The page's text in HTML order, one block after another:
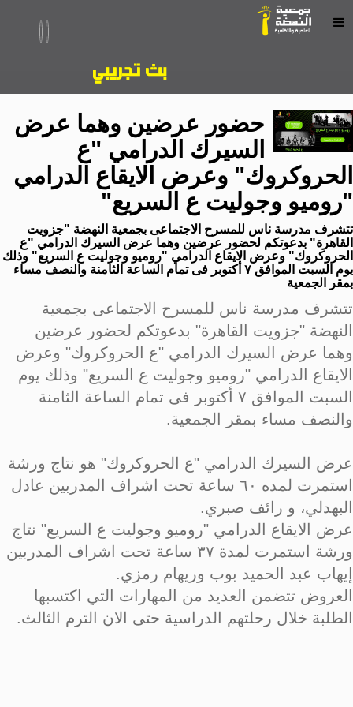
حضور عرضين وهما عرض
السيرك الدرامي "ع
الحروكروك" وعرض الايقاع الدرامي
"روميو وجوليت ع السريع"
تتشرف مدرسة ناس للمسرح الاجتماعى بجمعية النهضة "جزويت
القاهرة" بدعوتكم لحضور عرضين وهما عرض السيرك الدرامي "ع
الحروكروك" وعرض الايقاع الدرامي "روميو وجوليت ع السريع" وذلك
يوم السبت الموافق ٧ أكتوبر فى تمام الساعة الثامنة والنصف مساء
بمقر الجمعية
تتشرف مدرسة ناس للمسرح الاجتماعى بجمعية
النهضة "جزويت القاهرة" بدعوتكم لحضور عرضين
وهما عرض السيرك الدرامي "ع الحروكروك" وعرض
الايقاع الدرامي "روميو وجوليت ع السريع" وذلك يوم
السبت الموافق ٧ أكتوبر فى تمام الساعة الثامنة
والنصف مساء بمقر الجمعية.
عرض السيرك الدرامي "ع الحروكروك" هو نتاج ورشة
استمرت لمده ٦٠ ساعة تحت اشراف المدربين عادل
البهدلي، و رائف صبري.
عرض الايقاع الدرامي "روميو وجوليت ع السريع" نتاج
ورشة استمرت لمدة ٣٧ ساعة تحت اشراف المدربين
إيهاب عبد الحميد بوب وريهام رمزي.
العروض تتضمن العديد من المهارات التي اكتسبها
الطلبة خلال رحلتهم الدراسية حتى الان الترم الثالث.